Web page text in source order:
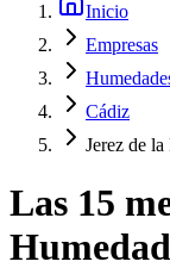
Inicio
Empresas
Cádiz
Jerez de la
Las 15